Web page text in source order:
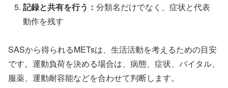
記録と共有を行う：分類名だけでなく、症状と代表
動作を残す
SASから得られるMETsは、生活活動を考えるための目安
です。運動負荷を決める場合は、病態、症状、バイタル、
服薬、運動耐容能などを合わせて判断します。